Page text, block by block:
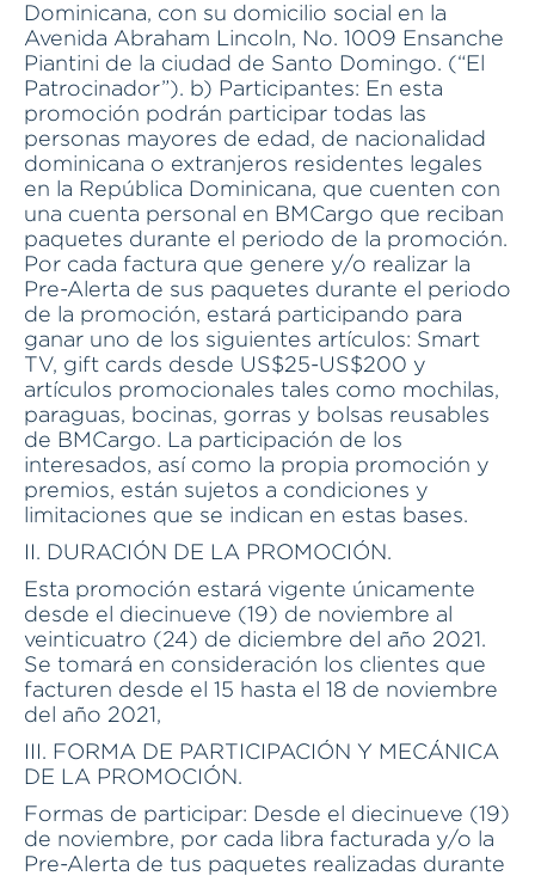
Dominicana, con su domicilio social en la
Avenida Abraham Lincoln, No. 1009 Ensanche
Piantini de la ciudad de Santo Domingo. (“El
Patrocinador”). b) Participantes: En esta
promoción podrán participar todas las
personas mayores de edad, de nacionalidad
dominicana o extranjeros residentes legales
en la República Dominicana, que cuenten con
una cuenta personal en BMCargo que reciban
paquetes durante el periodo de la promoción.
Por cada factura que genere y/o realizar la
Pre-Alerta de sus paquetes durante el periodo
de la promoción, estará participando para
ganar uno de los siguientes artículos: Smart
TV, gift cards desde US$25-US$200 y
artículos promocionales tales como mochilas,
paraguas, bocinas, gorras y bolsas reusables
de BMCargo. La participación de los
interesados, así como la propia promoción y
premios, están sujetos a condiciones y
limitaciones que se indican en estas bases.
II. DURACIÓN DE LA PROMOCIÓN.
Esta promoción estará vigente únicamente
desde el diecinueve (19) de noviembre al
veinticuatro (24) de diciembre del año 2021.
Se tomará en consideración los clientes que
facturen desde el 15 hasta el 18 de noviembre
del año 2021,
III. FORMA DE PARTICIPACIÓN Y MECÁNICA
DE LA PROMOCIÓN.
Formas de participar: Desde el diecinueve (19)
de noviembre, por cada libra facturada y/o la
Pre-Alerta de tus paquetes realizadas durante